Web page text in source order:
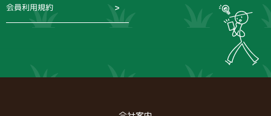
会員利用規約